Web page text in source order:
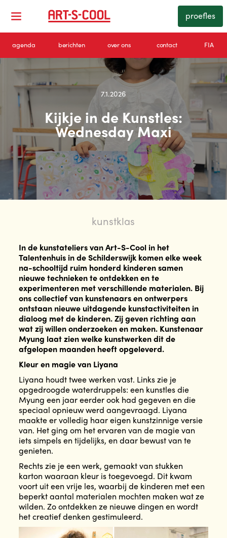
proefles
agenda berichten over ons contact FIA
7.1.2026
Kijkje in de Kunstles:
Wednesday Maxi
kunstklas
In de kunstateliers van Art-S-Cool in het
Talentenhuis in de Schilderswijk komen elke week
na-schooltijd ruim honderd kinderen samen
nieuwe technieken te ontdekken en te
experimenteren met verschillende materialen. Bij
ons collectief van kunstenaars en ontwerpers
ontstaan nieuwe uitdagende kunstactiviteiten in
dialoog met de kinderen. Zij geven richting aan
wat zij willen onderzoeken en maken. Kunstenaar
Myung laat zien welke kunstwerken dit de
afgelopen maanden heeft opgeleverd.
Kleur en magie van Liyana
Liyana houdt twee werken vast. Links zie je
opgedroogde waterdruppels: een kunstles die
Myung een jaar eerder ook had gegeven en die
speciaal opnieuw werd aangevraagd. Liyana
maakte er volledig haar eigen kunstzinnige versie
van. Het ging om het ervaren van de magie van
iets simpels en tijdelijks, en daar bewust van te
genieten.
Rechts zie je een werk, gemaakt van stukken
karton waaraan kleur is toegevoegd. Dit kwam
voort uit een vrije les, waarbij de kinderen met een
beperkt aantal materialen mochten maken wat ze
wilden. Zo ontdekken ze nieuwe dingen en wordt
het creatief denken gestimuleerd.